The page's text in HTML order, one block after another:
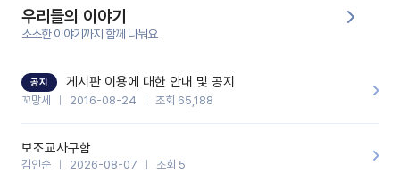
을 많이 하는데,꼬망봇 덕분에 고민하는 시간을 줄이고 학부모님을
안심시킬 수 있었습니다.이 부분은 꼬망봇이 추가로 알려준 응대 tip
입니다.학부모님께 전화를 드리기 전에, 내용을 숙지하여 좀 더 전문
성 있는 교사가 되어 대화를 나눌 수 있었습니다.꼬망세 AI학부모 응
기능을 개발해 주셔서 감사합니다.
우리들의 이야기
소소한 이야기까지 함께 나눠요
공지 게시판 이용에 대한 안내 및 공지
꼬망세 2016-08-24 조회 65,188
보조교사구함
김인순 2026-08-07 조회 5